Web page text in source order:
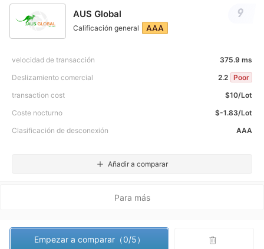
AUS Global
Calificación general AAA
velocidad de transacción
375.9 ms
Deslizamiento comercial
2.2 Poor
transaction cost
$10/Lot
Coste nocturno
$-1.83/Lot
Clasificación de desconexión
AAA
Añadir a comparar
9
Para más
Empezar a comparar（0/5）